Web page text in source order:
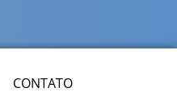
CONTATO